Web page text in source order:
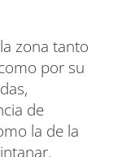
zona tanto
por su
de
la de la